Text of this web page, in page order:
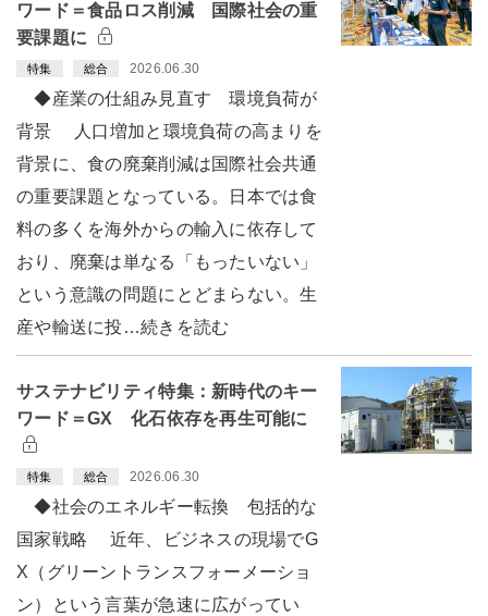
ワード＝食品ロス削減 国際社会の重
要課題に
特集 総合 2026.06.30
◆産業の仕組み見直す 環境負荷が
背景 人口増加と環境負荷の高まりを
背景に、食の廃棄削減は国際社会共通
の重要課題となっている。日本では食
料の多くを海外からの輸入に依存して
おり、廃棄は単なる「もったいない」
という意識の問題にとどまらない。生
産や輸送に投…続きを読む
サステナビリティ特集：新時代のキー
ワード＝GX 化石依存を再生可能に
特集 総合 2026.06.30
◆社会のエネルギー転換 包括的な
国家戦略 近年、ビジネスの現場でG
X（グリーントランスフォーメーショ
ン）という言葉が急速に広がってい